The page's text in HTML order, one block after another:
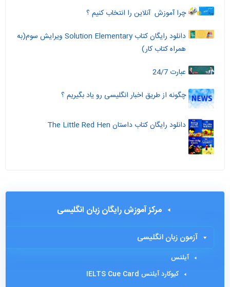
چرا آموزش آنلاین را انتخاب کنیم ؟
دانلود رایگان کتاب Solution Elementary ویرایش سوم(به
همراه کتاب کار)
عبارت 24/7
چگونه از طریق اخبار انگلیسی رو یاد بگیریم ؟
دانلود رایگان کتاب داستان The Little Red Hen
مرکز آموزش رایگان زبان انگلیسی
آزمون زبان انگلیسی
آیلتس
کیوکارد آیلتس IELTS Cue Card